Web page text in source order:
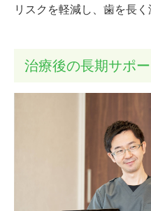
リスクを軽減し、歯を長
治療後の長期サポ